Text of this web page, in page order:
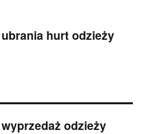
hurt odzieży
odzieży